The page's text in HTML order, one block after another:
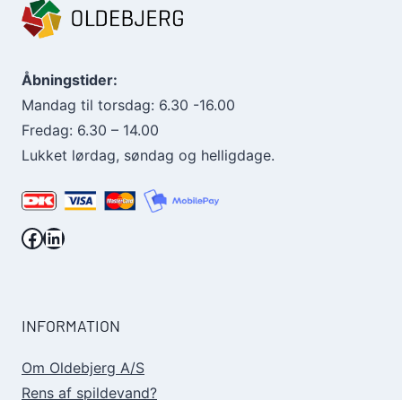
Åbningstider:
Mandag til torsdag: 6.30 -16.00
Fredag: 6.30 – 14.00
Lukket lørdag, søndag og helligdage.
Facebook.
LinkedIn.
INFORMATION
Om Oldebjerg A/S
Rens af spildevand?